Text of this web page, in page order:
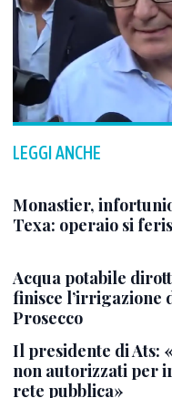
LEGGI ANCHE
Monastier,
Texa: operaio si
Acqua potabile
finisce l’irrigazione
Prosecco
Il presidente di Ats:
non autorizzati per
rete pubblica»